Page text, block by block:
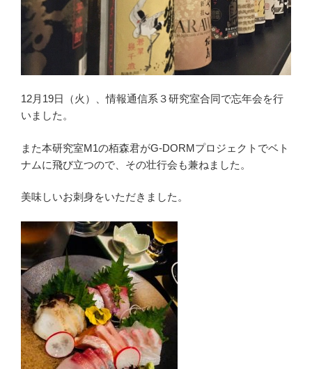
12月19日（火）、情報通信系３研究室合同で忘年会を行
いました。
また本研究室M1の栢森君がG-DORMプロジェクトでベト
ナムに飛び立つので、その壮行会も兼ねました。
美味しいお刺身をいただきました。